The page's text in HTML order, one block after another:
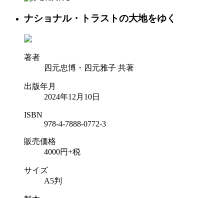
ナショナル・トラストの大地をゆく
著者
四元忠博・四元雅子 共著
出版年月
2024年12月10日
ISBN
978-4-7888-0772-3
販売価格
4000円+税
サイズ
A5判